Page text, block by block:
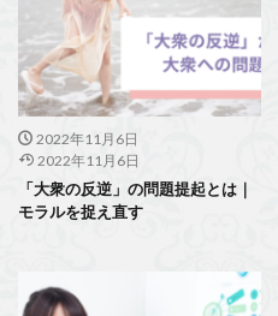
2022年11月6日
2022年11月6日
「大衆の反逆」の問題提起とは｜
モラルを捉え直す